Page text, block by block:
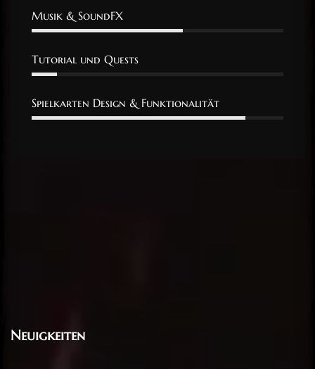
Musik & SoundFX
Tutorial und Quests
Spielkarten Design & Funktionalität
Neuigkeiten